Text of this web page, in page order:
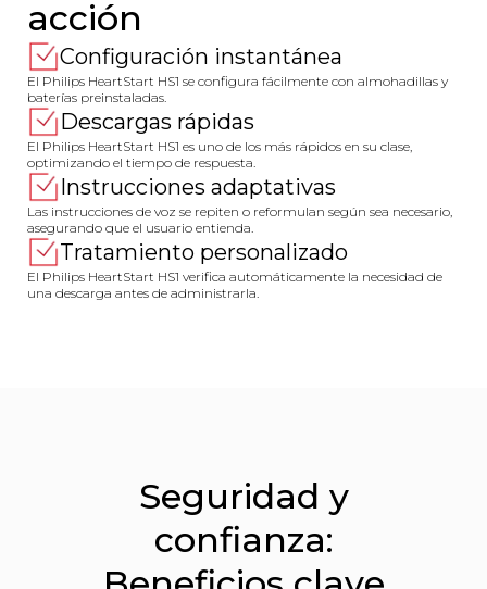
acción
Configuración instantánea
El Philips HeartStart HS1 se configura fácilmente con almohadillas y
baterías preinstaladas.
Descargas rápidas
El Philips HeartStart HS1 es uno de los más rápidos en su clase,
optimizando el tiempo de respuesta.
Instrucciones adaptativas
Las instrucciones de voz se repiten o reformulan según sea necesario,
asegurando que el usuario entienda.
Tratamiento personalizado
El Philips HeartStart HS1 verifica automáticamente la necesidad de
una descarga antes de administrarla.
Seguridad y
confianza: